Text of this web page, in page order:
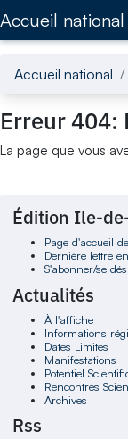
Accueil national
Accueil national
Erreur 404:
La page que vous
Édition Ile-
Page d'accueil
Dernière lettre
S'abonner/se
Actualités
À l'affiche
Informations
Dates Limites
Manifestations
Potentiel
Rencontres
Archives
Rss